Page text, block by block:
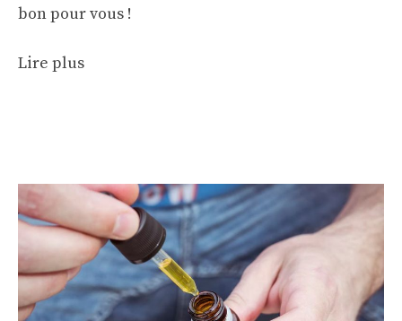
bon pour vous !
Lire plus